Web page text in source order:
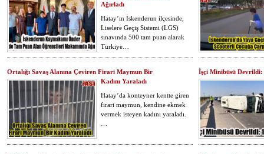
Ağırladı
Hatay’ın İskenderun ilçesinde,
Liselere Geçiş Sistemi (LGS)
sınavında 500 tam puan alarak
Türkiye…
Ortalığı Savaş Alanına Çeviren Firari Maymun Bir
Kadını Yaraladı
Hatay’da konteyner kentte giren
firari maymun, kendine ekmek
vermek isteyen kadını yaraladı.
İşçi Minibüsü